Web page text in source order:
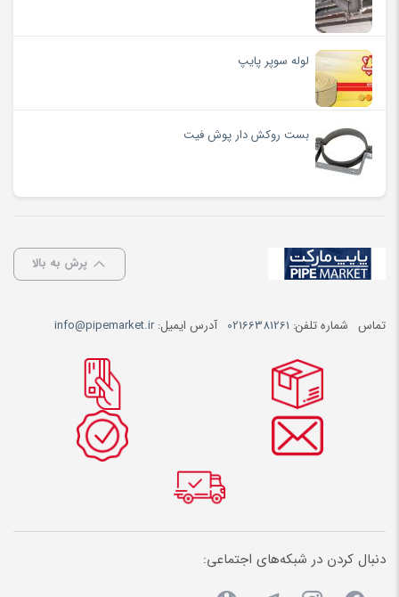
لوله سوپر پایپ
بست روکش دار پوش فیت
پرش به بالا
تماس شماره تلفن: 02166381261 آدرس ایمیل:info@pipemarket.ir
دنبال کردن در شبکه‌های اجتماعی: